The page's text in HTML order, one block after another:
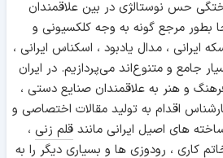
حس نوستالژی در بین علاقمندان
بطور مرجع گونه به وجه کلکسیونی و
ایرانی ، مدال یادبود ، اسکناس ایرانی ،
جامع و متنوع‌اند می‌پردازیم. در ایران
و هنر به علاقمندان صنایع دستی ،
اقدام به تولید مقالات اختصاصی و
های اصیل ایرانی مانندقلم زنی ،
کاری ، رودوزی ها و بسیاری دیگر را به